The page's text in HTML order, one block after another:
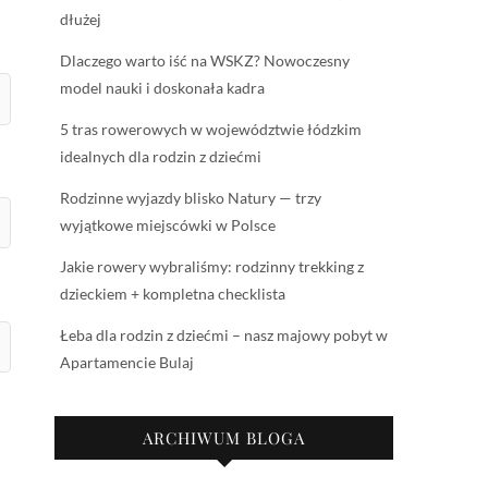
dłużej
Dlaczego warto iść na WSKZ? Nowoczesny
model nauki i doskonała kadra
5 tras rowerowych w województwie łódzkim
idealnych dla rodzin z dziećmi
Rodzinne wyjazdy blisko Natury — trzy
wyjątkowe miejscówki w Polsce
Jakie rowery wybraliśmy: rodzinny trekking z
dzieckiem + kompletna checklista
Łeba dla rodzin z dziećmi – nasz majowy pobyt w
Apartamencie Bulaj
ARCHIWUM BLOGA